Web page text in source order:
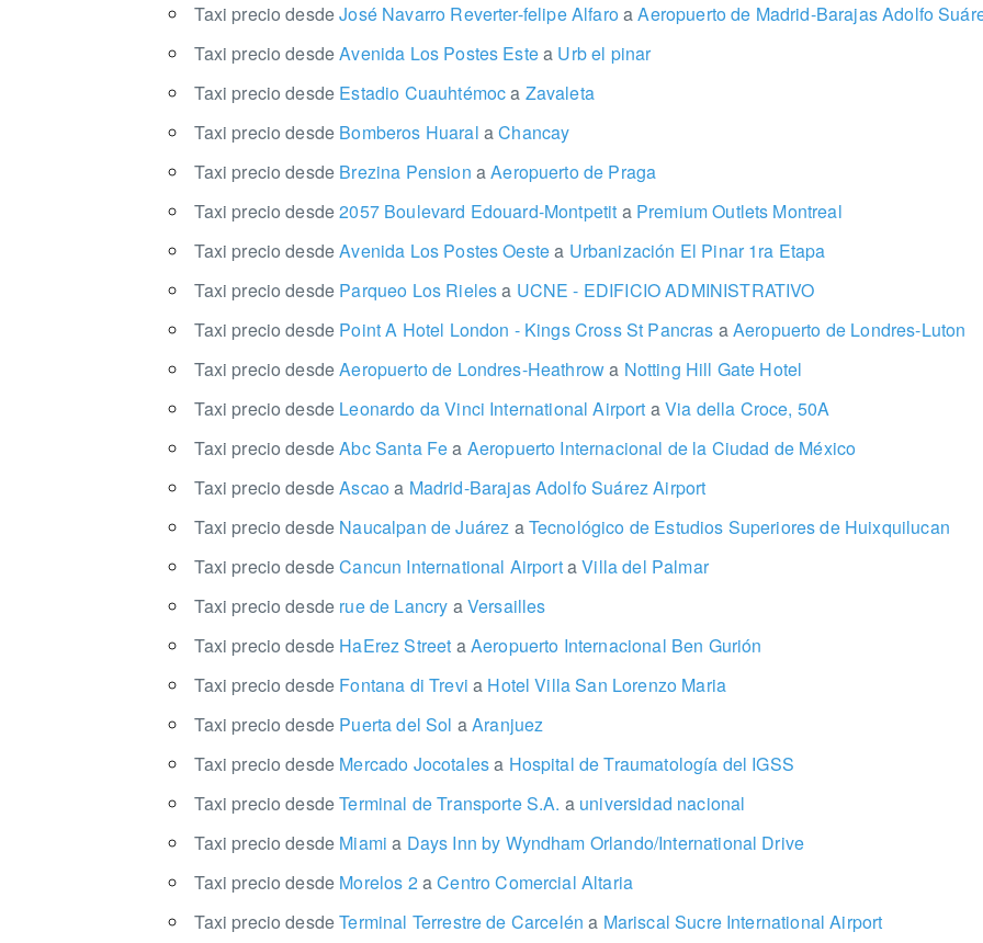
Taxi precio desdeJosé Navarro Reverter-felipe AlfaroaAeropuerto de Madrid-Barajas Adolfo
Taxi precio desdeAvenida Los Postes Estea Urb el pinar
Taxi precio desde Estadio Cuauhtémoca Zavaleta
Taxi precio desde Bomberos Huaral aChancay
Taxi precio desde Brezina Pension aAeropuerto de Praga
Taxi precio desde2057 Boulevard Edouard-Montpetit aPremium Outlets Montreal
Taxi precio desdeAvenida Los Postes Oestea Urbanización El Pinar 1ra Etapa
Taxi precio desde Parqueo Los Rielesa UCNE - EDIFICIO ADMINISTRATIVO
Taxi precio desde Point A Hotel London - Kings Cross St Pancras aAeropuerto de Londres-Luton
Taxi precio desdeAeropuerto de Londres-Heathrowa Notting Hill Gate Hotel
Taxi precio desde Leonardo da Vinci International Airport aVia della Croce, 50A
Taxi precio desdeAbc Santa Fea Aeropuerto Internacional de la Ciudad de México
Taxi precio desdeAscaoa Madrid-Barajas Adolfo Suárez Airport
Taxi precio desde Naucalpan de Juárez aTecnológico de Estudios Superiores de Huixquilucan
Taxi precio desdeCancun International AirportaVilla del Palmar
Taxi precio desde rue de Lancry aVersailles
Taxi precio desde HaErez Street aAeropuerto Internacional Ben Gurión
Taxi precio desde Fontana di Trevia Hotel Villa San Lorenzo Maria
Taxi precio desde Puerta del Sol aAranjuez
Taxi precio desde Mercado Jocotalesa Hospital de Traumatología del IGSS
Taxi precio desdeTerminal de Transporte S.A. auniversidad nacional
Taxi precio desde Miamia Days Inn by Wyndham Orlando/International Drive
Taxi precio desde Morelos 2aCentro Comercial Altaria
Taxi precio desdeTerminal Terrestre de Carceléna Mariscal Sucre International Airport